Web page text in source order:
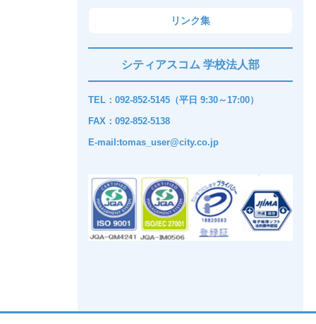
リンク集
シティアスコム 学校法人部
TEL：092-852-5145（平日 9:30～17:00）
FAX：092-852-5138
E-mail:tomas_user@city.co.jp